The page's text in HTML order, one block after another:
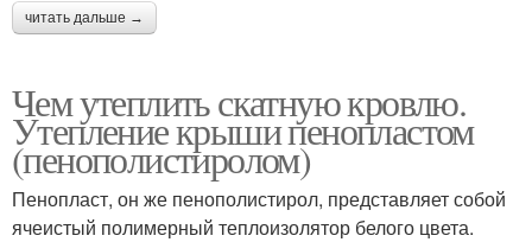
читать дальше →
Чем утеплить скатную кровлю.
Утепление крыши пенопластом
(пенополистиролом)
Пенопласт, он же пенополистирол, представляет собой
ячеистый полимерный теплоизолятор белого цвета.